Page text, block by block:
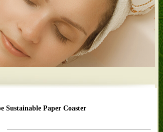
Sustainable Paper Coaster